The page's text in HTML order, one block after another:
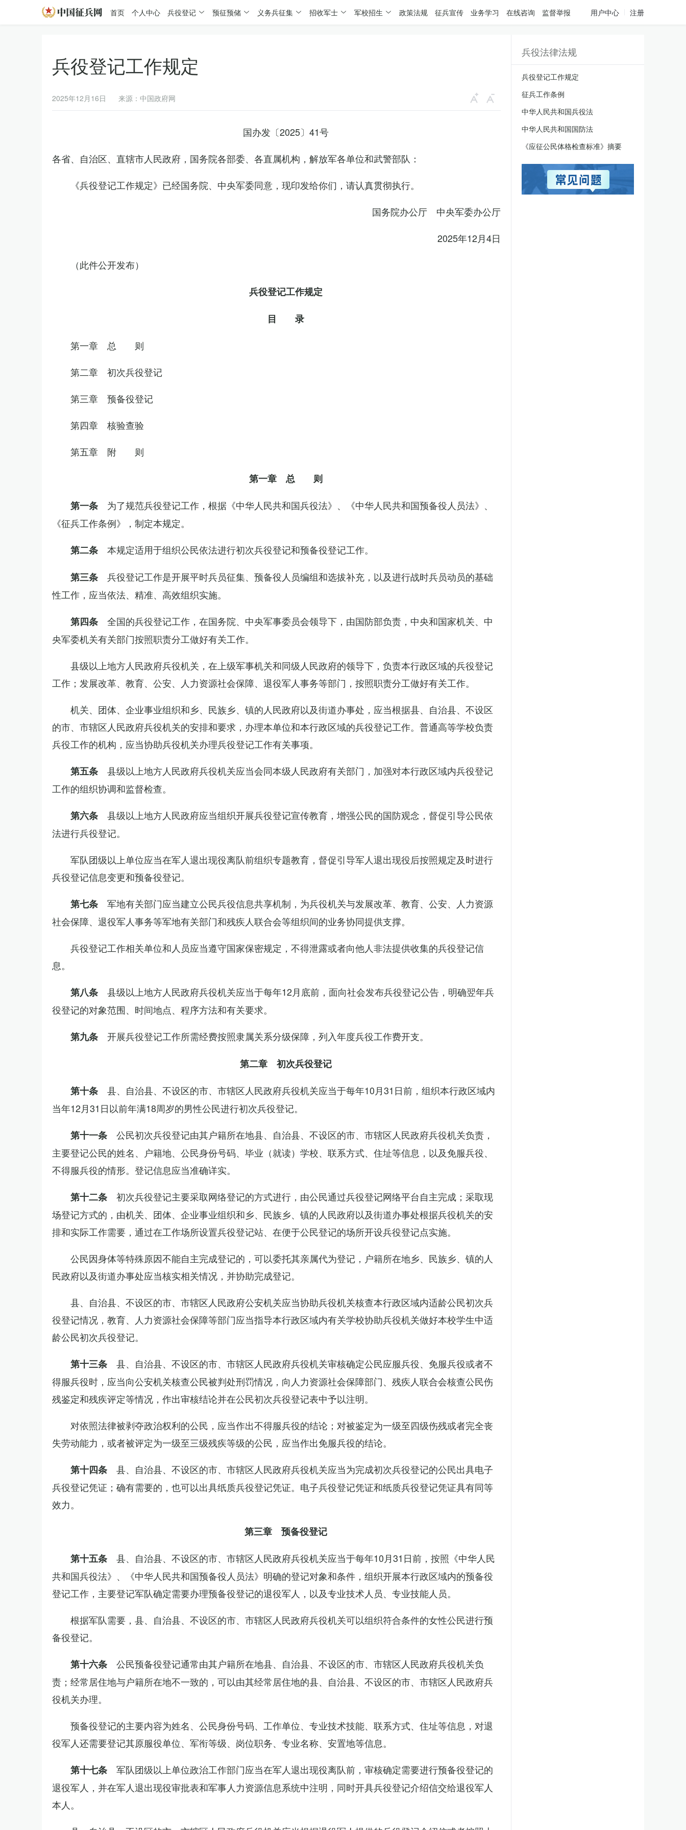
首页 个人中心 兵役登记 预征预储 义务兵征集 招收军士 军校招生 政策法规 征兵宣传 业务学习 在线咨询 监督举报 用户中心 注册
兵役登记工作规定
2025年12月16日 来源：中国政府网
国办发〔2025〕41号
各省、自治区、直辖市人民政府，国务院各部委、各直属机构，解放军各单位和武警部队：
《兵役登记工作规定》已经国务院、中央军委同意，现印发给你们，请认真贯彻执行。
国务院办公厅 中央军委办公厅
2025年12月4日
（此件公开发布）
兵役登记工作规定
目 录
第一章 总 则
第二章 初次兵役登记
第三章 预备役登记
第四章 核验查验
第五章 附 则
第一章 总 则
第一条 为了规范兵役登记工作，根据《中华人民共和国兵役法》、《中华人民共和国预备役人员法》、
《征兵工作条例》，制定本规定。
第二条 本规定适用于组织公民依法进行初次兵役登记和预备役登记工作。
第三条 兵役登记工作是开展平时兵员征集、预备役人员编组和选拔补充，以及进行战时兵员动员的基础
性工作，应当依法、精准、高效组织实施。
第四条 全国的兵役登记工作，在国务院、中央军事委员会领导下，由国防部负责，中央和国家机关、中
央军委机关有关部门按照职责分工做好有关工作。
县级以上地方人民政府兵役机关，在上级军事机关和同级人民政府的领导下，负责本行政区域的兵役登记
工作；发展改革、教育、公安、人力资源社会保障、退役军人事务等部门，按照职责分工做好有关工作。
机关、团体、企业事业组织和乡、民族乡、镇的人民政府以及街道办事处，应当根据县、自治县、不设区
的市、市辖区人民政府兵役机关的安排和要求，办理本单位和本行政区域的兵役登记工作。普通高等学校负责
兵役工作的机构，应当协助兵役机关办理兵役登记工作有关事项。
第五条 县级以上地方人民政府兵役机关应当会同本级人民政府有关部门，加强对本行政区域内兵役登记
工作的组织协调和监督检查。
第六条 县级以上地方人民政府应当组织开展兵役登记宣传教育，增强公民的国防观念，督促引导公民依
法进行兵役登记。
军队团级以上单位应当在军人退出现役离队前组织专题教育，督促引导军人退出现役后按照规定及时进行
兵役登记信息变更和预备役登记。
第七条 军地有关部门应当建立公民兵役信息共享机制，为兵役机关与发展改革、教育、公安、人力资源
社会保障、退役军人事务等军地有关部门和残疾人联合会等组织间的业务协同提供支撑。
兵役登记工作相关单位和人员应当遵守国家保密规定，不得泄露或者向他人非法提供收集的兵役登记信
息。
第八条 县级以上地方人民政府兵役机关应当于每年12月底前，面向社会发布兵役登记公告，明确翌年兵
役登记的对象范围、时间地点、程序方法和有关要求。
第九条 开展兵役登记工作所需经费按照隶属关系分级保障，列入年度兵役工作费开支。
第二章 初次兵役登记
第十条 县、自治县、不设区的市、市辖区人民政府兵役机关应当于每年10月31日前，组织本行政区域内
当年12月31日以前年满18周岁的男性公民进行初次兵役登记。
第十一条 公民初次兵役登记由其户籍所在地县、自治县、不设区的市、市辖区人民政府兵役机关负责，
主要登记公民的姓名、户籍地、公民身份号码、毕业（就读）学校、联系方式、住址等信息，以及免服兵役、
不得服兵役的情形。登记信息应当准确详实。
第十二条 初次兵役登记主要采取网络登记的方式进行，由公民通过兵役登记网络平台自主完成；采取现
场登记方式的，由机关、团体、企业事业组织和乡、民族乡、镇的人民政府以及街道办事处根据兵役机关的安
排和实际工作需要，通过在工作场所设置兵役登记站、在便于公民登记的场所开设兵役登记点实施。
公民因身体等特殊原因不能自主完成登记的，可以委托其亲属代为登记，户籍所在地乡、民族乡、镇的人
民政府以及街道办事处应当核实相关情况，并协助完成登记。
县、自治县、不设区的市、市辖区人民政府公安机关应当协助兵役机关核查本行政区域内适龄公民初次兵
役登记情况，教育、人力资源社会保障等部门应当指导本行政区域内有关学校协助兵役机关做好本校学生中适
龄公民初次兵役登记。
第十三条 县、自治县、不设区的市、市辖区人民政府兵役机关审核确定公民应服兵役、免服兵役或者不
得服兵役时，应当向公安机关核查公民被判处刑罚情况，向人力资源社会保障部门、残疾人联合会核查公民伤
残鉴定和残疾评定等情况，作出审核结论并在公民初次兵役登记表中予以注明。
对依照法律被剥夺政治权利的公民，应当作出不得服兵役的结论；对被鉴定为一级至四级伤残或者完全丧
失劳动能力，或者被评定为一级至三级残疾等级的公民，应当作出免服兵役的结论。
第十四条 县、自治县、不设区的市、市辖区人民政府兵役机关应当为完成初次兵役登记的公民出具电子
兵役登记凭证；确有需要的，也可以出具纸质兵役登记凭证。电子兵役登记凭证和纸质兵役登记凭证具有同等
效力。
第三章 预备役登记
第十五条 县、自治县、不设区的市、市辖区人民政府兵役机关应当于每年10月31日前，按照《中华人民
共和国兵役法》、《中华人民共和国预备役人员法》明确的登记对象和条件，组织开展本行政区域内的预备役
登记工作，主要登记军队确定需要办理预备役登记的退役军人，以及专业技术人员、专业技能人员。
根据军队需要，县、自治县、不设区的市、市辖区人民政府兵役机关可以组织符合条件的女性公民进行预
备役登记。
第十六条 公民预备役登记通常由其户籍所在地县、自治县、不设区的市、市辖区人民政府兵役机关负
责；经常居住地与户籍所在地不一致的，可以由其经常居住地的县、自治县、不设区的市、市辖区人民政府兵
役机关办理。
预备役登记的主要内容为姓名、公民身份号码、工作单位、专业技术技能、联系方式、住址等信息，对退
役军人还需要登记其原服役单位、军衔等级、岗位职务、专业名称、安置地等信息。
第十七条 军队团级以上单位政治工作部门应当在军人退出现役离队前，审核确定需要进行预备役登记的
退役军人，并在军人退出现役审批表和军事人力资源信息系统中注明，同时开具兵役登记介绍信交给退役军人
本人。
兵役法律法规
兵役登记工作规定
征兵工作条例
中华人民共和国兵役法
中华人民共和国国防法
《应征公民体格检查标准》摘要